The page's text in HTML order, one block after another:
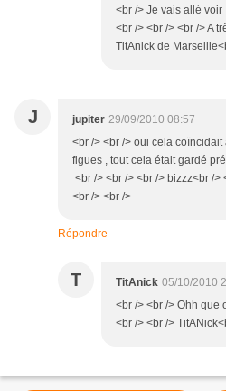
<br /> Je vais allé
<br /> <br /> <br /> A
TitAnick de
J jupiter 29/09/2010 08:57
<br /> <br /> oui cela
figues , tout cela était gardé
<br /> <br /> <br /> bizzz<br />
<br /> <br />
Répondre
T TitAnick 05/10/2010
<br /> <br /> Ohh que
<br /> <br />